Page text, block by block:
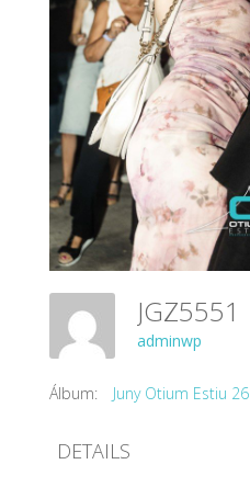
JGZ5551
adminwp
Álbum: Juny Otium Estiu 26
DETAILS